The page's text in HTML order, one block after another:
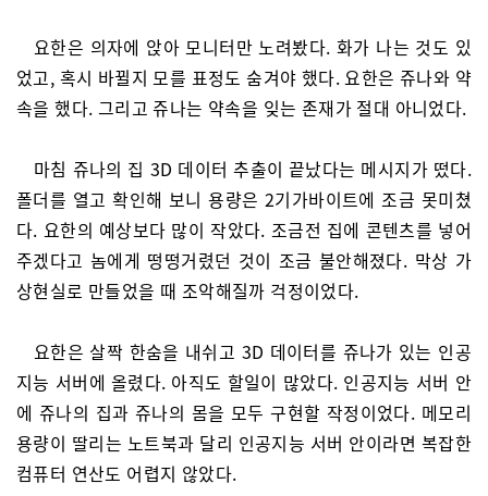
요한은 의자에 앉아 모니터만 노려봤다. 화가 나는 것도 있
었고, 혹시 바뀔지 모를 표정도 숨겨야 했다. 요한은 쥬나와 약
속을 했다. 그리고 쥬나는 약속을 잊는 존재가 절대 아니었다.
마침 쥬나의 집 3D 데이터 추출이 끝났다는 메시지가 떴다.
폴더를 열고 확인해 보니 용량은 2기가바이트에 조금 못미쳤
다. 요한의 예상보다 많이 작았다. 조금전 집에 콘텐츠를 넣어
주겠다고 놈에게 떵떵거렸던 것이 조금 불안해졌다. 막상 가
상현실로 만들었을 때 조악해질까 걱정이었다.
요한은 살짝 한숨을 내쉬고 3D 데이터를 쥬나가 있는 인공
지능 서버에 올렸다. 아직도 할일이 많았다. 인공지능 서버 안
에 쥬나의 집과 쥬나의 몸을 모두 구현할 작정이었다. 메모리
용량이 딸리는 노트북과 달리 인공지능 서버 안이라면 복잡한
컴퓨터 연산도 어렵지 않았다.